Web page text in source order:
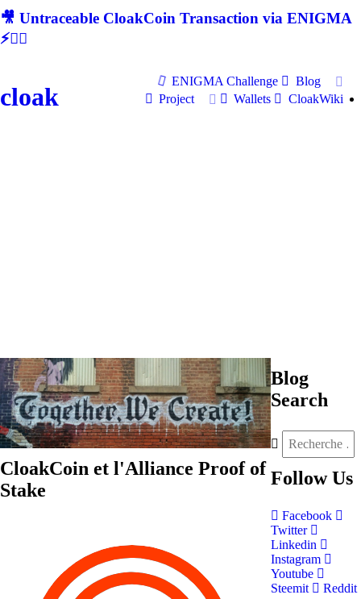
🎥 Untraceable CloakCoin Transaction via ENIGMA
⚡🕵‍♂
cloak
ENIGMA Challenge
Blog
Project
Wallets CloakWiki
CloakCoin et l'Alliance Proof of
Stake
Blog
Search
Follow Us
Facebook
Twitter
Linkedin
Instagram
Youtube
Steemit
Reddit